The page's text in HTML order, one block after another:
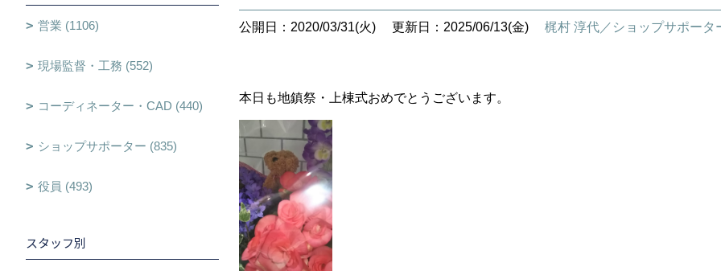
公開日：2020/03/31(火) 更新日：2025/06/13(金) 梶村 淳代／ショップサポータ
本日も地鎮祭・上棟式おめでとうございます。
営業 (1106)
現場監督・工務 (552)
コーディネーター・CAD (440)
ショップサポーター (835)
役員 (493)
スタッフ別